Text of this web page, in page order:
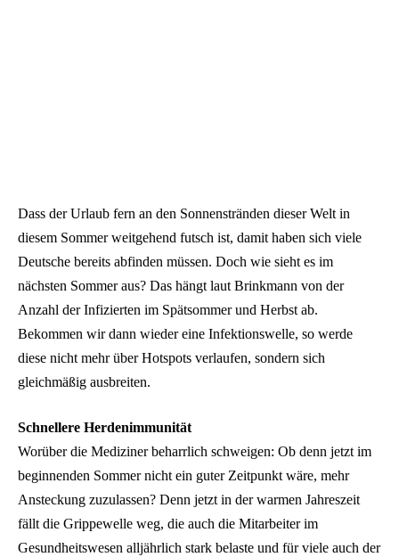
Dass der Urlaub fern an den Sonnenstränden dieser Welt in
diesem Sommer weitgehend futsch ist, damit haben sich viele
Deutsche bereits abfinden müssen. Doch wie sieht es im
nächsten Sommer aus? Das hängt laut Brinkmann von der
Anzahl der Infizierten im Spätsommer und Herbst ab.
Bekommen wir dann wieder eine Infektionswelle, so werde
diese nicht mehr über Hotspots verlaufen, sondern sich
gleichmäßig ausbreiten.
Schnellere Herdenimmunität
Worüber die Mediziner beharrlich schweigen: Ob denn jetzt im
beginnenden Sommer nicht ein guter Zeitpunkt wäre, mehr
Ansteckung zuzulassen? Denn jetzt in der warmen Jahreszeit
fällt die Grippewelle weg, die auch die Mitarbeiter im
Gesundheitswesen alljährlich stark belaste und für viele auch der